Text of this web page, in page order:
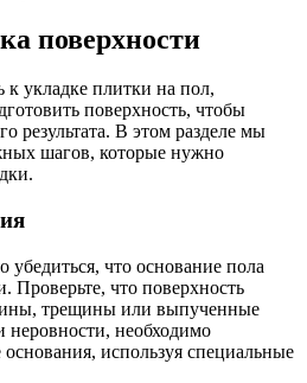
поверхности
к укладке плитки на пол,
поверхность, чтобы
результата. В этом разделе мы
шагов, которые нужно
что основание пола
Проверьте, что поверхность
трещины или выпученные
неровности, необходимо
используя специальные